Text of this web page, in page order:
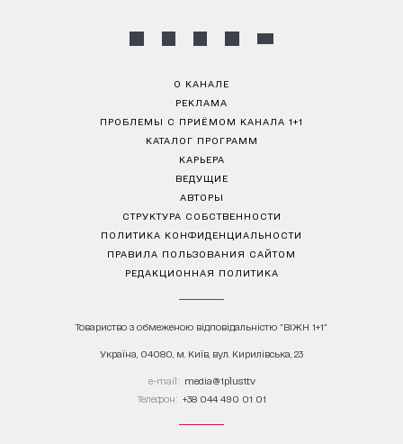
О КАНАЛЕ
РЕКЛАМА
ПРОБЛЕМЫ С ПРИЁМОМ КАНАЛА 1+1
КАТАЛОГ ПРОГРАММ
КАРЬЕРА
ВЕДУЩИЕ
АВТОРЫ
СТРУКТУРА СОБСТВЕННОСТИ
ПОЛИТИКА КОНФИДЕНЦИАЛЬНОСТИ
ПРАВИЛА ПОЛЬЗОВАНИЯ САЙТОМ
РЕДАКЦИОННАЯ ПОЛИТИКА
Товариство з обмеженою відповідальністю "ВІЖН 1+1"
Україна, 04080, м. Київ, вул. Кирилівська, 23
е-mail: media@1plus1.tv
Телефон: +38 044 490 01 01